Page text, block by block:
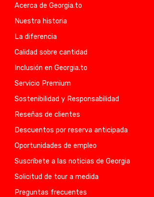
Acerca de Georgia.to
Nuestra historia
La diferencia
Calidad sobre cantidad
Inclusión en Georgia.to
Servicio Premium
Sostenibilidad y Responsabilidad
Reseñas de clientes
Descuentos por reserva anticipada
Oportunidades de empleo
Suscríbete a las noticias de Georgia
Solicitud de tour a medida
Preguntas frecuentes